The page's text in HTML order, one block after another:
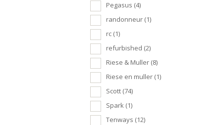
Pegasus (4)
randonneur (1)
rc (1)
refurbished (2)
Riese & Muller (8)
Riese en muller (1)
Scott (74)
Spark (1)
Tenways (12)